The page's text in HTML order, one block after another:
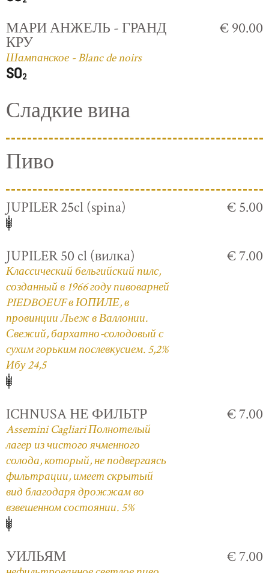
МАРИ АНЖЕЛЬ - ГРАНД
КРУ
Шампанское - Blanc de noirs
€ 90.00
Сладкие вина
Пиво
JUPILER 25cl (spina) € 5.00
JUPILER 50 cl (вилка)
Классический бельгийский пилс,
созданный в 1966 году пивоварней
PIEDBOEUF в ЮПИЛЕ, в
провинции Льеж в Валлонии.
Свежий, бархатно-солодовый с
сухим горьким послевкусием. 5,2%
Ибу 24,5
€ 7.00
ICHNUSA НЕ ФИЛЬТР
Assemini Cagliari Полнотелый
лагер из чистого ячменного
солода, который, не подвергаясь
фильтрации, имеет скрытый
вид благодаря дрожжам во
взвешенном состоянии. 5%
€ 7.00
УИЛЬЯМ € 7.00